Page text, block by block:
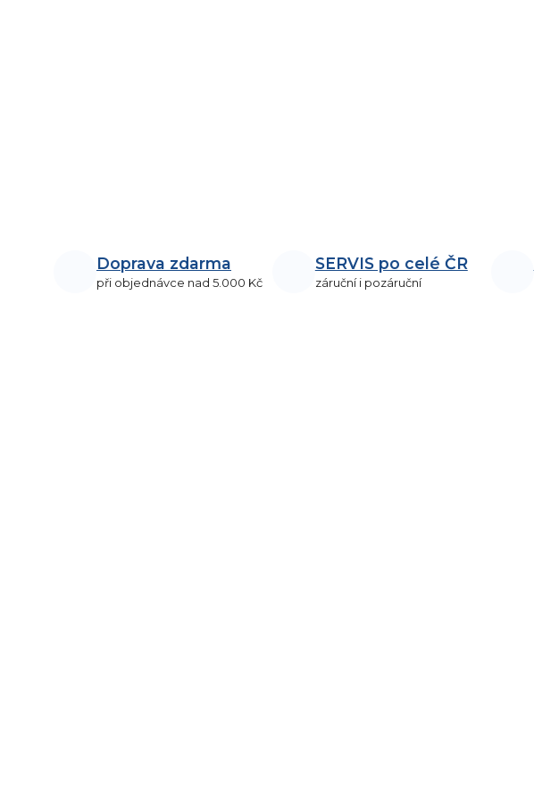
Doprava zdarma
při objednávce nad 5.000 Kč
SERVIS po celé ČR
záruční i pozáruční